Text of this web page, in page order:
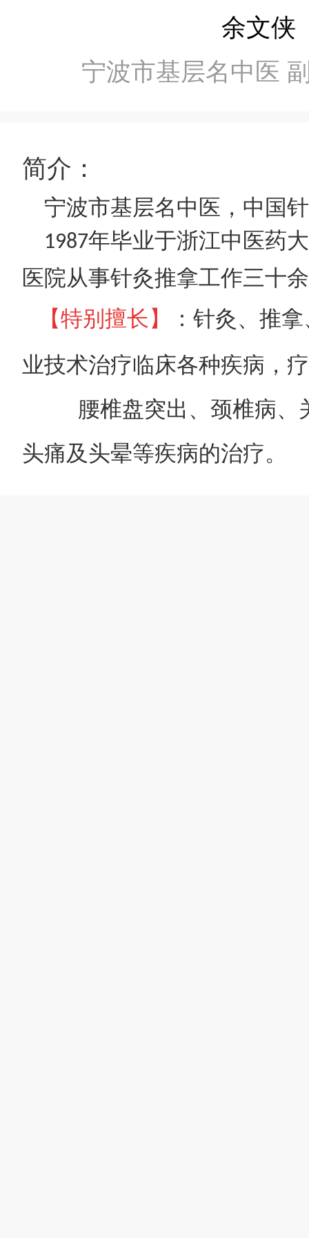
余文侠
宁波市基层名中医
简介：
宁波市基层名中医，中国
1987年毕业于浙江中医药
医院从事针灸推拿工作三十
【特别擅长】
：针灸、推
业技术治疗临床各种疾病，
腰椎盘突出、颈椎病
头痛及头晕等疾病的治疗。